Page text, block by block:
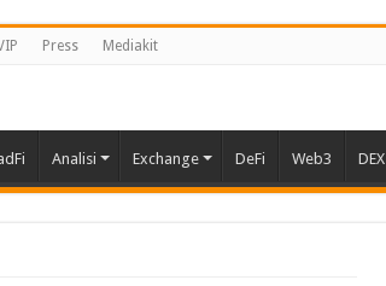
Press Mediakit
Analisi Exchange DeFi Web3 DEX